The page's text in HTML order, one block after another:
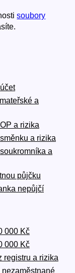
soubory
a
a rizika
a rizika
a
půjčku
nepůjčí
000 Kč
000 Kč
registru a rizika
nezaměstnané